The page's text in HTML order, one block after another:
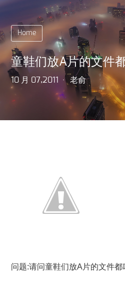
Home
童鞋们放A片的文件
10 月 07,2011 老俞
问题:请问童鞋们放A片的文件